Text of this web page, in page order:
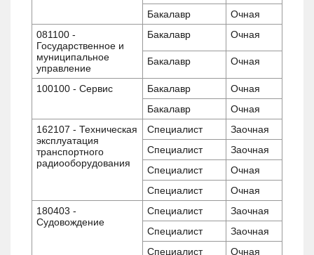
Бакалавр
Очная
081100 -
Государственное и
муниципальное
управление
Бакалавр Очная
Бакалавр Очная
100100 - Сервис Бакалавр
Очная
Бакалавр
Очная
162107 - Техническая
эксплуатация
транспортного
радиооборудования
Специалист
Заочная
Специалист
Заочная
Специалист
Очная
Специалист
Очная
180403 -
Судовождение
Специалист
Заочная
Специалист
Заочная
Специалист
Очная